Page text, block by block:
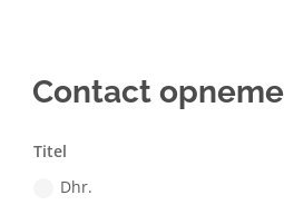
Contact
Titel
Dhr.